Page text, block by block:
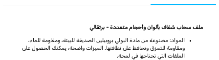
ملف سحاب شفاف بألوان وأحجام متعددة - برتقالي
المواد: مصنوعة من مادة البولي بروبيلين الصديقة للبيئة، ومقاومة للماء،
ومقاومة للتمزق وتحافظ على نظافتها. الميزات واضحة، يمكنك الحصول على
الملفات التي تحتاجها في لمحة.